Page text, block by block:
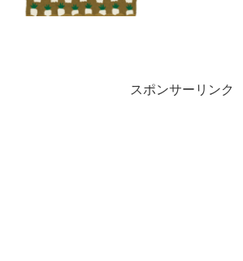
スポンサーリンク